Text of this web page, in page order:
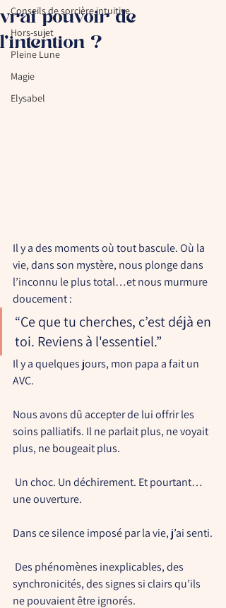
Conseils de sorcière intuitive
Hors-sujet
Pleine Lune
Magie
Elysabel
vrai pouvoir de
l’intention ?
Il y a des moments où tout bascule. Où la
vie, dans son mystère, nous plonge dans
l’inconnu le plus total…et nous murmure
doucement :
“Ce que tu cherches, c’est déjà en
toi. Reviens à l'essentiel.”
Il y a quelques jours, mon papa a fait un
AVC.
Nous avons dû accepter de lui offrir les
soins palliatifs. Il ne parlait plus, ne voyait
plus, ne bougeait plus.
une ouverture.
Dans ce silence imposé par la vie, j’ai senti.
Des phénomènes inexplicables, des
synchronicités, des signes si clairs qu’ils
ne pouvaient être ignorés.